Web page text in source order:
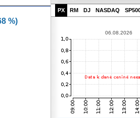
%)
PX RM DJ NASDAQ
06.08.2026